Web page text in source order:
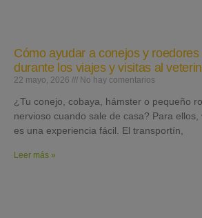
Cómo ayudar a conejos y
durante los viajes y visitas al
22 mayo, 2026 No hay comentarios
¿Tu conejo, cobaya, hámster o pequeño
nervioso cuando sale de casa? Para ellos,
es una experiencia fácil. El transportín,
Leer más »